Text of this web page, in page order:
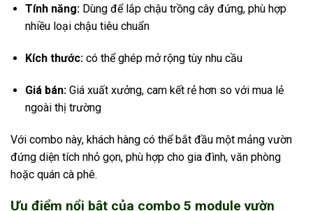
Tính năng:Dùng để lắp chậu trồng cây đứng, phù hợp
nhiều loại chậu tiêu chuẩn
Kích thước: có thể ghép mở rộng tùy nhu cầu
Giá bán:Giá xuất xưởng, cam kết rẻ hơn so với mua lẻ
ngoài thị trường
Với combo này, khách hàng có thể bắt đầu một mảng vườn
đứng diện tích nhỏ gọn, phù hợp cho gia đình, văn phòng
hoặc quán cà phê.
Ưu điểm nổi bật của combo 5 module vườn